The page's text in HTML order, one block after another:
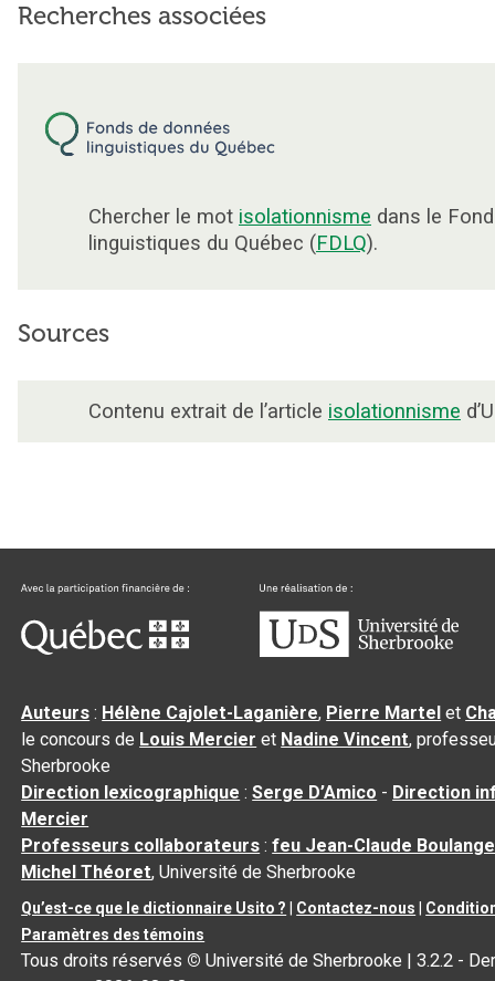
Recherches associées
Chercher le mot isolationnisme dans le
linguistiques du Québec (FDLQ).
Sources
Contenu extrait de l’article isolationnisme
Auteurs : Hélène Cajolet-Laganière, Pierre Martel et
le concours de Louis Mercier et Nadine Vincent,
Sherbrooke
Direction lexicographique :Serge D’Amico - Direction
Mercier
Professeurs collaborateurs :feu Jean-Claude
Michel Théoret, Université de Sherbrooke
Qu’est-ce que le dictionnaire Usito ? Contactez-nous
Paramètres des témoins
Tous droits réservés © Université de Sherbrooke |3.2.2 -